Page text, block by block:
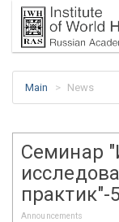
Main News
Семинар
практик"-
Announcements